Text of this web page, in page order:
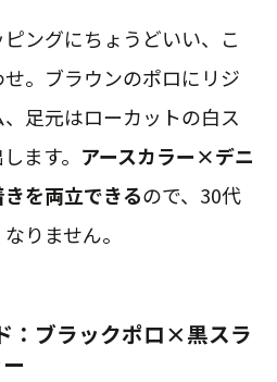
ングにちょうどいい、こ
。ブラウンのポロにリジ
足元はローカットの白ス
ます。 アースカラー×デニ
を両立できるので、30代
りません。
：ブラックポロ×黒スラ